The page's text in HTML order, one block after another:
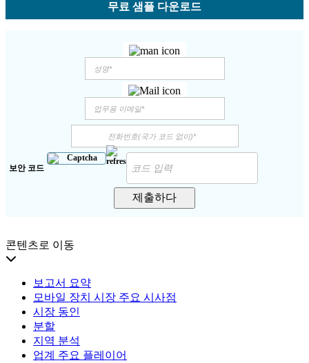
무료 샘플 다운로드
보안 코드
제출하다
콘텐츠로 이동
보고서 요약
모바일 장치 시장 주요 시사점
시장 동인
분할
지역 분석
업계 주요 플레이어